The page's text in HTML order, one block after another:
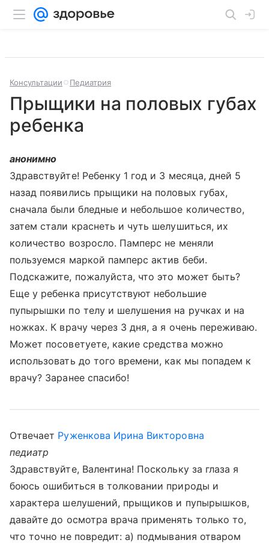
Консультации Педиатрия
Прыщики на половых губах
ребенка
анонимно
Здравствуйте! Ребенку 1 год и 3 месяца, дней 5
назад появились прыщики на половых губах,
сначала были бледные и небольшое количество,
затем стали краснеть и чуть шелушиться, их
количество возросло. Памперс не меняли
пользуемся маркой памперс актив беби.
Подскажите, пожалуйста, что это может быть?
Еще у ребенка присутствуют небольшие
пупырышки по телу и шелушения на ручках и на
ножках. К врачу через 3 дня, а я очень переживаю.
Может посоветуете, какие средства можно
использовать до того времени, как мы попадем к
врачу? Заранее спасибо!
Отвечает Руженкова Ирина Викторовна
педиатр
Здравствуйте, Валентина! Поскольку за глаза я
боюсь ошибиться в толковании природы и
характера шелушений, прыщиков и пупырышков,
давайте до осмотра врача применять только то,
что точно не повредит: а) подмывания отваром